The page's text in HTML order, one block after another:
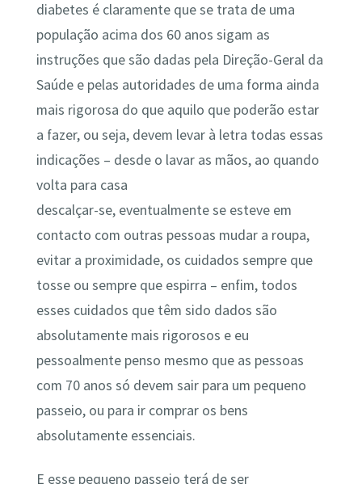
diabetes é claramente que se trata de uma
população acima dos 60 anos sigam as
instruções que são dadas pela Direção-Geral da
Saúde e pelas autoridades de uma forma ainda
mais rigorosa do que aquilo que poderão estar
a fazer, ou seja, devem levar à letra todas essas
indicações – desde o lavar as mãos, ao quando
volta para casa
descalçar-se, eventualmente se esteve em
contacto com outras pessoas mudar a roupa,
evitar a proximidade, os cuidados sempre que
tosse ou sempre que espirra – enfim, todos
esses cuidados que têm sido dados são
absolutamente mais rigorosos e eu
pessoalmente penso mesmo que as pessoas
com 70 anos só devem sair para um pequeno
passeio, ou para ir comprar os bens
absolutamente essenciais.
E esse pequeno passeio terá de ser